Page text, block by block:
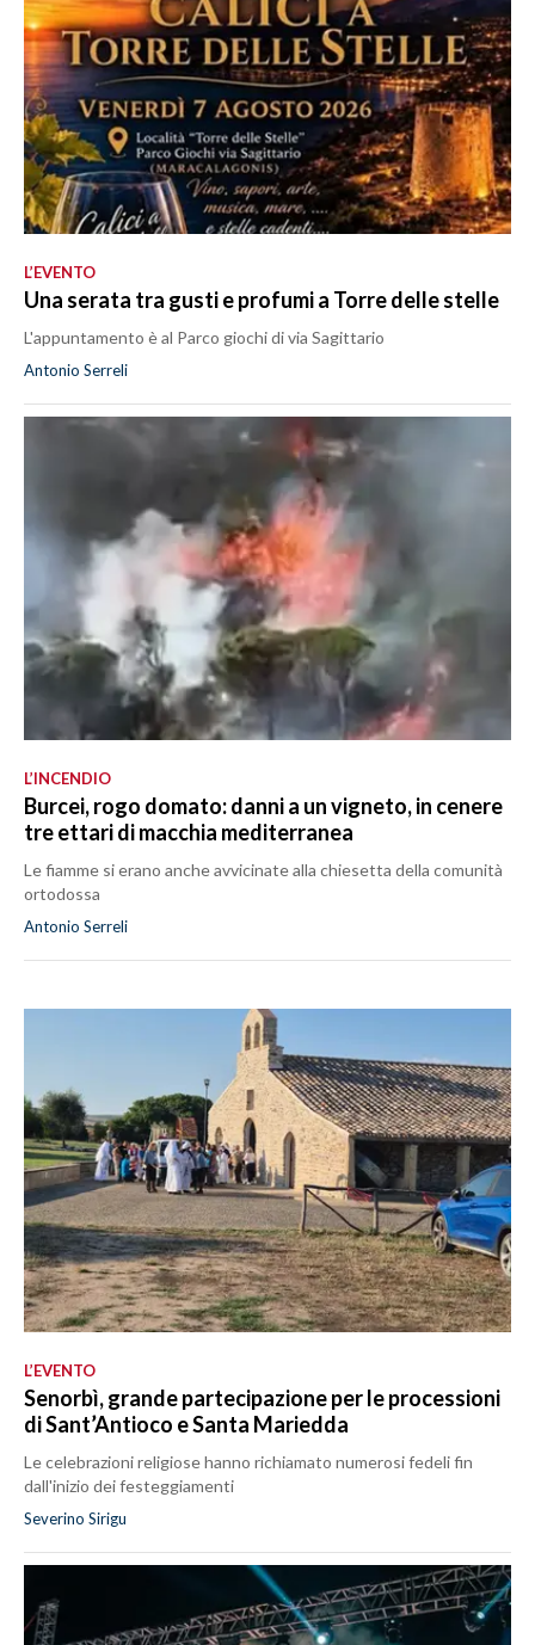
L’EVENTO
Una serata tra gusti e profumi a Torre delle stelle
L'appuntamento è al Parco giochi di via Sagittario
Antonio Serreli
L’INCENDIO
Burcei, rogo domato: danni a un vigneto, in cenere
tre ettari di macchia mediterranea
Le fiamme si erano anche avvicinate alla chiesetta della comunità
ortodossa
Antonio Serreli
L’EVENTO
Senorbì, grande partecipazione per le processioni
di Sant’Antioco e Santa Mariedda
Le celebrazioni religiose hanno richiamato numerosi fedeli fin
dall'inizio dei festeggiamenti
Severino Sirigu